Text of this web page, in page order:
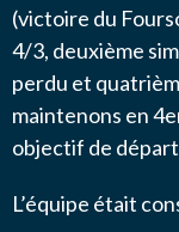
(victoire du
4/3, deuxième
perdu et
maintenons en
objectif de
L’équipe était